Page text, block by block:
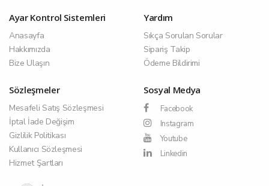
Ayar Kontrol Sistemleri
Anasayfa
Hakkımızda
Bize Ulaşın
Yardım
Sıkça Sorulan Sorular
Sipariş Takip
Ödeme Bildirimi
Sözleşmeler
Mesafeli Satış Sözleşmesi
İptal İade Değişim
Gizlilik Politikası
Kullanıcı Sözleşmesi
Hizmet Şartları
Sosyal Medya
Facebook
Instagram
Youtube
Linkedin